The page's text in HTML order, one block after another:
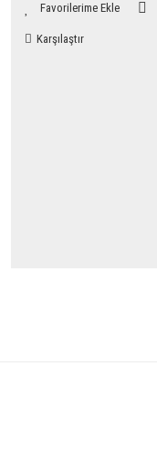
Karşılaştır